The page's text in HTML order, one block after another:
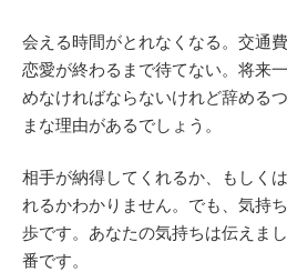
会える時間がとれなくなる。交通
恋愛が終わるまで待てない。将来
めなければならないけれど辞める
まな理由があるでしょう。
相手が納得してくれるか、もしく
れるかわかりません。でも、気持
歩です。あなたの気持ちは伝えま
番です。